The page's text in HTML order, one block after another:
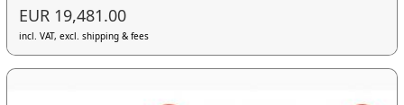
EUR 19,481.00
incl. VAT, excl. shipping & fees